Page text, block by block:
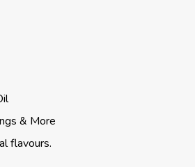
& More
flavours.